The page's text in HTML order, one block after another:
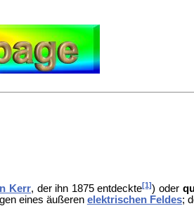
Kerr, der ihn 1875 entdeckte[1]) oder
eines äußeren elektrischen Feldes;